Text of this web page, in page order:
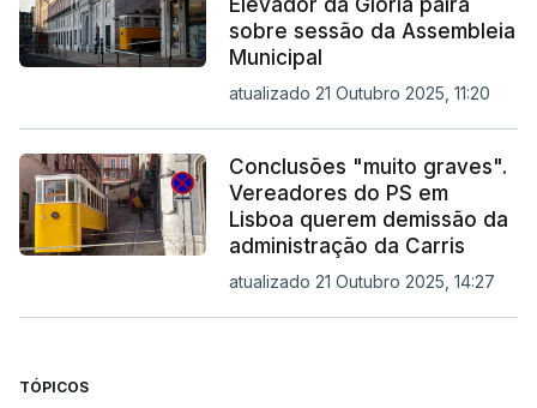
sobre sessão da Assembleia
Municipal
atualizado 21 Outubro 2025, 11:20
Conclusões "muito graves".
Vereadores do PS em
Lisboa querem demissão da
administração da Carris
atualizado 21 Outubro 2025, 14:27
TÓPICOS